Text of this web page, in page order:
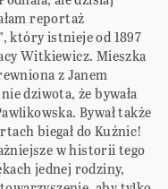
reportaż
który istnieje od 1897
Witkiewicz. Mieszka
z Janem
dziwota, że bywała
Bywał także
biegał do Kuźnic!
w historii tego
jednej rodziny,